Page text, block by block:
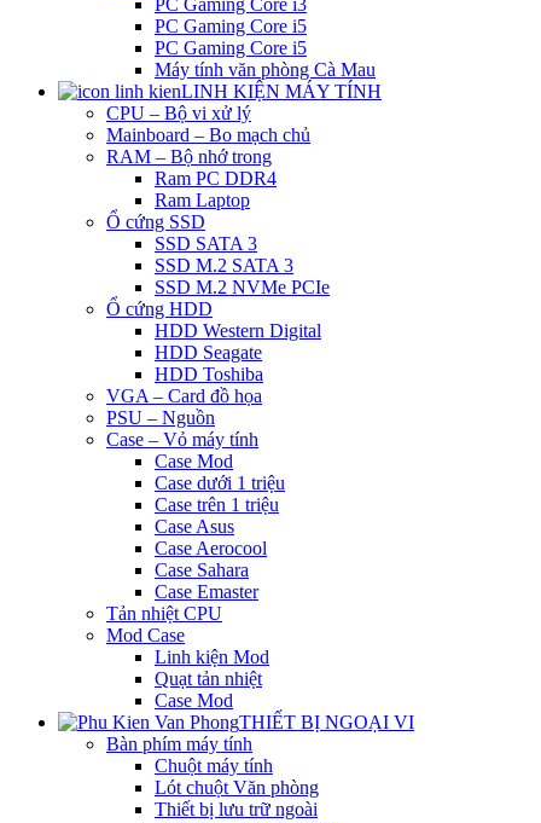
PC Gaming Core i3
PC Gaming Core i5
PC Gaming Core i5
Máy tính văn phòng Cà Mau
LINH KIỆN MÁY TÍNH
CPU – Bộ vi xử lý
Mainboard – Bo mạch chủ
RAM – Bộ nhớ trong
Ram PC DDR4
Ram Laptop
Ổ cứng SSD
SSD SATA 3
SSD M.2 SATA 3
SSD M.2 NVMe PCIe
Ổ cứng HDD
HDD Western Digital
HDD Seagate
HDD Toshiba
VGA – Card đồ họa
PSU – Nguồn
Case – Vỏ máy tính
Case Mod
Case dưới 1 triệu
Case trên 1 triệu
Case Asus
Case Aerocool
Case Sahara
Case Emaster
Tản nhiệt CPU
Mod Case
Linh kiện Mod
Quạt tản nhiệt
Case Mod
THIẾT BỊ NGOẠI VI
Bàn phím máy tính
Chuột máy tính
Lót chuột Văn phòng
Thiết bị lưu trữ ngoài